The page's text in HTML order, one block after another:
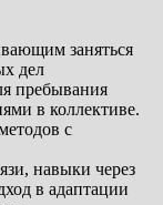
заняться
дел
пребывания
в коллективе.
с
навыки через
в адаптации